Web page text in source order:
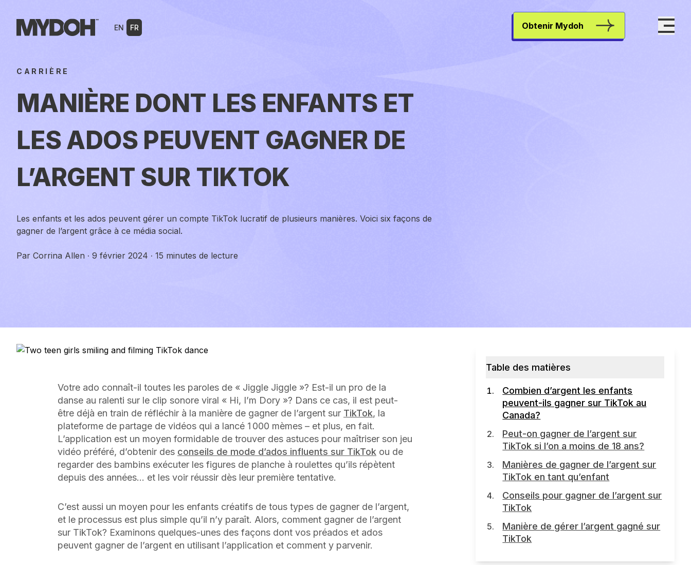
content
EN FR Obtenir Mydoh
CARRIÈRE
MANIÈRE DONT LES ENFANTS ET
LES ADOS PEUVENT GAGNER DE
L’ARGENT SUR TIKTOK
Les enfants et les ados peuvent gérer un compte TikTok lucratif de plusieurs manières. Voici six façons de
gagner de l’argent grâce à ce média social.
Par Corrina Allen · 9 février 2024 · 15 minutes de lecture
Votre ado connaît-il toutes les paroles de « Jiggle Jiggle »? Est-il un pro de la
danse au ralenti sur le clip sonore viral « Hi, I’m Dory »? Dans ce cas, il est peut-
être déjà en train de réfléchir à la manière de gagner de l’argent sur TikTok, la
plateforme de partage de vidéos qui a lancé 1 000 mèmes – et plus, en fait.
L’application est un moyen formidable de trouver des astuces pour maîtriser son jeu
vidéo préféré, d’obtenir des conseils de mode d’ados influents sur TikTok ou de
regarder des bambins exécuter les figures de planche à roulettes qu’ils répètent
depuis des années… et les voir réussir dès leur première tentative.
C’est aussi un moyen pour les enfants créatifs de tous types de gagner de l’argent,
et le processus est plus simple qu’il n’y paraît. Alors, comment gagner de l’argent
sur TikTok? Examinons quelques-unes des façons dont vos préados et ados
peuvent gagner de l’argent en utilisant l’application et comment y parvenir.
Table des matières
Combien d’argent les enfants
peuvent-ils gagner sur TikTok au
Canada?
Peut-on gagner de l’argent sur
TikTok si l’on a moins de 18 ans?
Manières de gagner de l’argent sur
TikTok en tant qu’enfant
Conseils pour gagner de l’argent sur
TikTok
Manière de gérer l’argent gagné sur
TikTok